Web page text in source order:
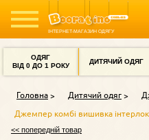
ІНТЕРНЕТ-МАГАЗИН ОДЯГУ
ОДЯГ
ВІД 0 ДО 1 РОКУ
ДИТЯЧИЙ ОДЯГ
Головна Дитячий одяг
Джемпер комбі вишивка інтерлок
<< попередній товар